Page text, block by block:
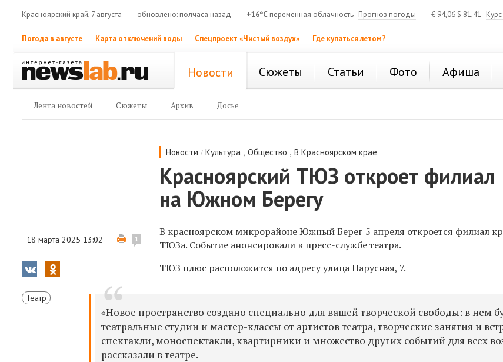
Красноярский край, 7 августа обновлено: полчаса назад +16°C переменная облачность Прогноз погоды € 94,06 $ 81,41
Погода в августе Карта отключений воды Спецпроект «Чистый воздух» Где купаться летом?
Новости Сюжеты Статьи Фото Афиша
Лента новостей Сюжеты Архив Досье
Новости /Культура ,Общество ,В Красноярском крае
Красноярский ТЮЗ откроет филиал
на Южном Берегу
18 марта 2025 13:02 1
Театр
В красноярском микрорайоне Южный Берег 5 апреля откроется филиал
ТЮЗа. Событие анонсировали в пресс-службе театра.
ТЮЗ плюс расположится по адресу улица Парусная, 7.
«Новое пространство создано специально для вашей творческой свободы: в нем
театральные студии и мастер-классы от артистов театра, творческие занятия и
спектакли, моноспектакли, квартирники и множество других событий для всех
рассказали в театре.